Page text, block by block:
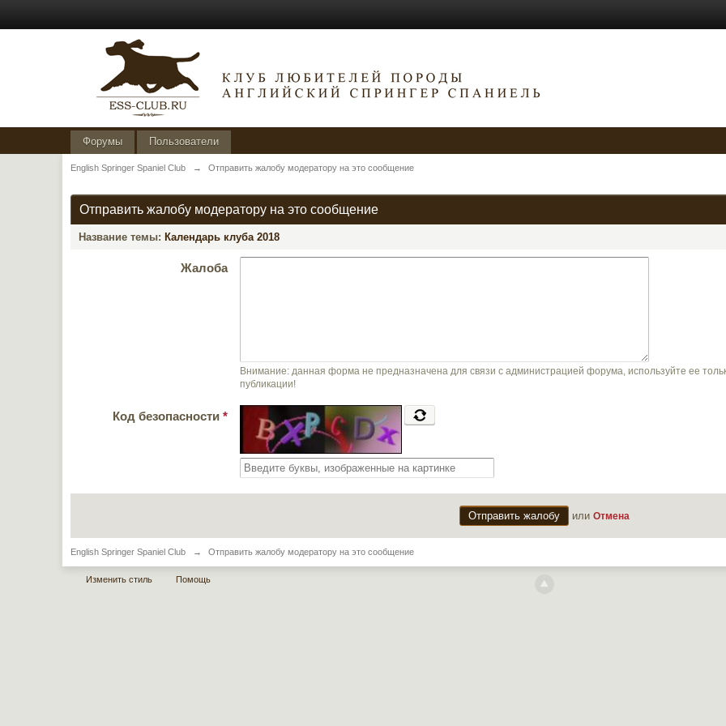
Форумы Пользователи
English Springer Spaniel Club → Отправить жалобу модератору на это сообщение
Отправить жалобу модератору на это сообщение
Название темы: Календарь клуба 2018
Жалоба
Внимание: данная форма не предназначена для связи с администрацией форума, используйте ее
публикации!
Код безопасности*
или Отмена
English Springer Spaniel Club → Отправить жалобу модератору на это сообщение
Изменить стиль Помощь